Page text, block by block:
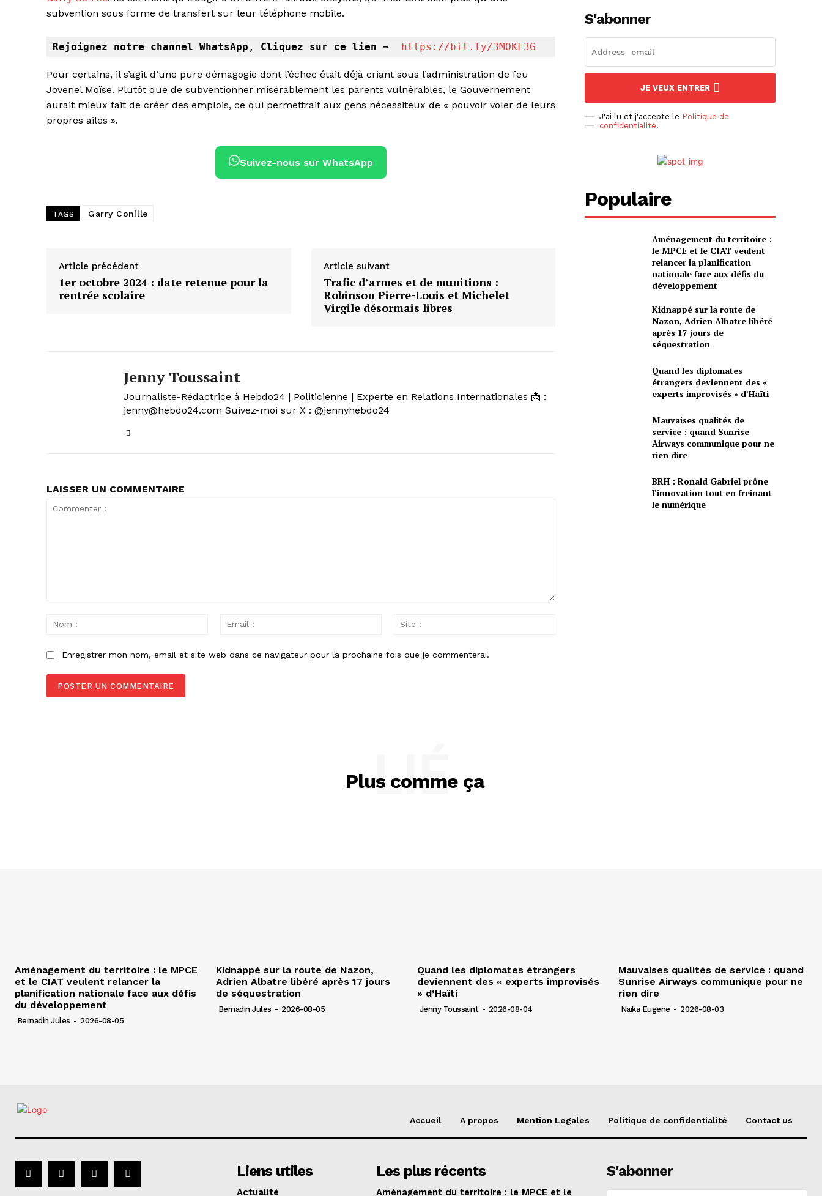
subvention sous forme de transfert sur leur téléphone mobile.
Rejoignez notre channel WhatsApp , Cliquez sur ce lien ➡️ https://bit.ly/3MOKF3G
Pour certains, il s’agit d’une pure démagogie dont l’échec était déjà criant sous l’administration de feu
Jovenel Moïse. Plutôt que de subventionner misérablement les parents vulnérables, le Gouvernement
aurait mieux fait de créer des emplois, ce qui permettrait aux gens nécessiteux de « pouvoir voler de leurs
propres ailes ».
Suivez-nous sur WhatsApp
TAGS Garry Conille
Article précédent
1er octobre 2024 : date retenue pour la
rentrée scolaire
Article suivant
Trafic d’armes et de munitions :
Robinson Pierre-Louis et Michelet
Virgile désormais libres
Jenny Toussaint
Journaliste-Rédactrice à Hebdo24 | Politicienne | Experte en Relations Internationales 📩 :
jenny@hebdo24.com Suivez-moi sur X : @jennyhebdo24
LAISSER UN COMMENTAIRE
Email
Enregistrer mon nom, email et site web dans ce navigateur pour la prochaine fois que je commenterai.
S'abonner
JE VEUX ENTRER
J'ai lu et j'accepte le Politique de
confidentialité.
Populaire
Aménagement du territoire :
le MPCE et le CIAT veulent
relancer la planification
nationale face aux défis du
développement
Kidnappé sur la route de
Nazon, Adrien Albatre libéré
après 17 jours de
séquestration
Quand les diplomates
étrangers deviennent des «
experts improvisés » d’Haïti
Mauvaises qualités de
service : quand Sunrise
Airways communique pour ne
rien dire
BRH : Ronald Gabriel prône
l’innovation tout en freinant
le numérique
Plus comme ça
LIÉ
Aménagement du territoire : le MPCE
et le CIAT veulent relancer la
planification nationale face aux défis
du développement
Bernadin Jules - 2026-08-05
Kidnappé sur la route de Nazon,
Adrien Albatre libéré après 17 jours
de séquestration
Bernadin Jules - 2026-08-05
Quand les diplomates étrangers
deviennent des « experts improvisés
» d’Haïti
Jenny Toussaint - 2026-08-04
Mauvaises qualités de service : quand
Sunrise Airways communique pour ne
rien dire
Naïka Eugene - 2026-08-03
Accueil A propos Mention Legales Politique de confidentialité Contact us
Liens utiles
Actualité
Les plus récents
Aménagement du territoire : le MPCE et le
S'abonner